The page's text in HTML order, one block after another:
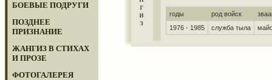
БОЕВЫЕ ПОДРУГИ
ПОЗДНЕЕ
ПРИЗНАНИЕ
ЖАНГИЗ В СТИХАХ
И ПРОЗЕ
ФОТОГАЛЕРЕЯ
годы род войск
1976 - 1985
служба тыла